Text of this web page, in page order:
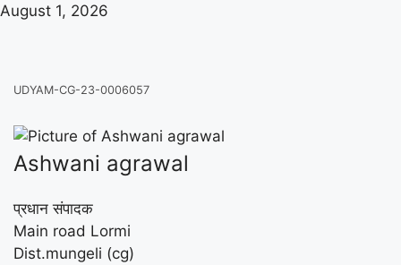
August 1, 2026
UDYAM-CG-23-0006057
Ashwani agrawal
प्रधान संपादक
Main road Lormi
Dist.mungeli (cg)